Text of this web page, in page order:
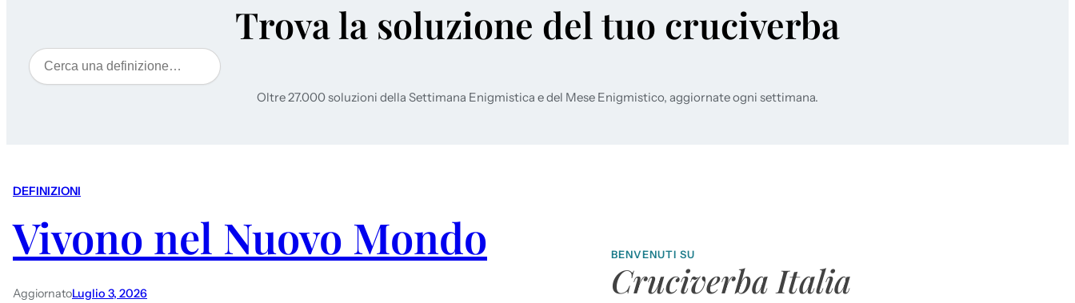
Trova la soluzione del tuo cruciverba
Cerca
Oltre 27.000 soluzioni della Settimana Enigmistica e del Mese Enigmistico, aggiornate ogni settimana.
DEFINIZIONI
Vivono nel Nuovo Mondo
AggiornatoLuglio 3, 2026
BENVENUTI SU
Cruciverba Italia